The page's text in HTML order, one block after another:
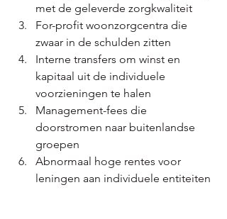
met de geleverde zorgkwaliteit​
For-profit woonzorgcentra die
zwaar in de schulden zitten​
Interne transfers om winst en
kapitaal uit de individuele
voorzieningen te halen​
Management-fees die
doorstromen naar buitenlandse
groepen​
Abnormaal hoge rentes voor
leningen aan individuele entiteiten​